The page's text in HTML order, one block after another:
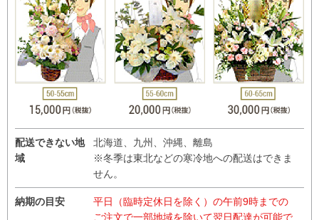
配送できない地
域
北海道、九州、沖縄、離島
※冬季は東北などの寒冷地への配送はできま
せん。
納期の目安
平日（臨時定休日を除く）の午前9時までの
ご注文で一部地域を除いて翌日配達が可能で